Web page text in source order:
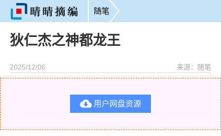
随笔
狄仁杰之神都龙王
2025/12/06 来源：随笔
 用户网盘资源